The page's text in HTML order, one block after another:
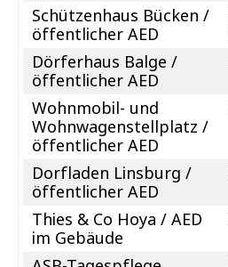
Schützenhaus Bücken /
öffentlicher AED
Dörferhaus Balge /
öffentlicher AED
Wohnmobil- und
Wohnwagenstellplatz /
öffentlicher AED
Dorfladen Linsburg /
öffentlicher AED
Thies & Co Hoya / AED
im Gebäude